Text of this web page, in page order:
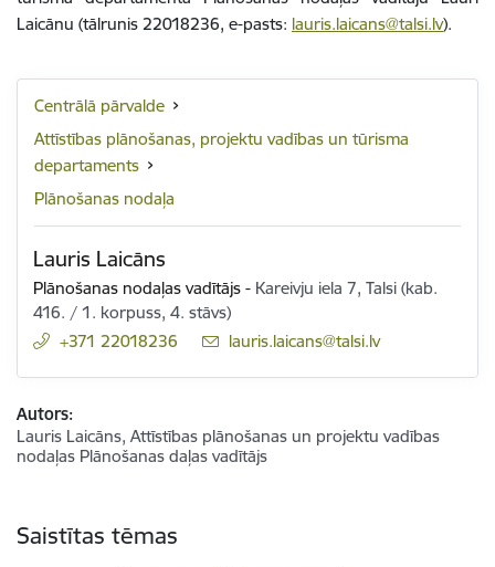
Laicānu (tālrunis 22018236, e-pasts: lauris.laicans@talsi.lv).
Centrālā pārvalde
Attīstības plānošanas, projektu vadības un tūrisma
departaments
Plānošanas nodaļa
Lauris Laicāns
Plānošanas nodaļas vadītājs - Kareivju iela 7, Talsi (kab.
416. / 1. korpuss, 4. stāvs)
+371 22018236
E-pasts:
lauris.laicans@talsi.lv
Autors:
Lauris Laicāns, Attīstības plānošanas un projektu vadības
nodaļas Plānošanas daļas vadītājs
Saistītas tēmas